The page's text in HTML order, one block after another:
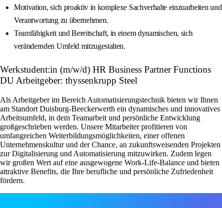
Motivation, sich proaktiv in komplexe Sachverhalte einzuarbeiten und
Verantwortung zu übernehmen.
Teamfähigkeit und Bereitschaft, in einem dynamischen, sich
verändernden Umfeld mitzugestalten.
Werkstudent:in (m/w/d) HR Business Partner Functions
DU Arbeitgeber: thyssenkrupp Steel
Als Arbeitgeber im Bereich Automatisierungstechnik bieten wir Ihnen
am Standort Duisburg-Beeckerwerth ein dynamisches und innovatives
Arbeitsumfeld, in dem Teamarbeit und persönliche Entwicklung
großgeschrieben werden. Unsere Mitarbeiter profitieren von
umfangreichen Weiterbildungsmöglichkeiten, einer offenen
Unternehmenskultur und der Chance, an zukunftsweisenden Projekten
zur Digitalisierung und Automatisierung mitzuwirken. Zudem legen
wir großen Wert auf eine ausgewogene Work-Life-Balance und bieten
attraktive Benefits, die Ihre berufliche und persönliche Zufriedenheit
fördern.